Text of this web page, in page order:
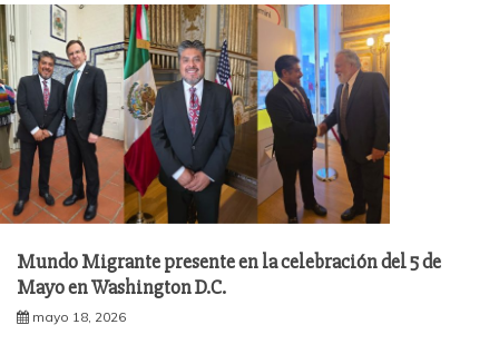
Mundo Migrante presente en la celebración del 5 de
Mayo en Washington D.C.
mayo 18, 2026